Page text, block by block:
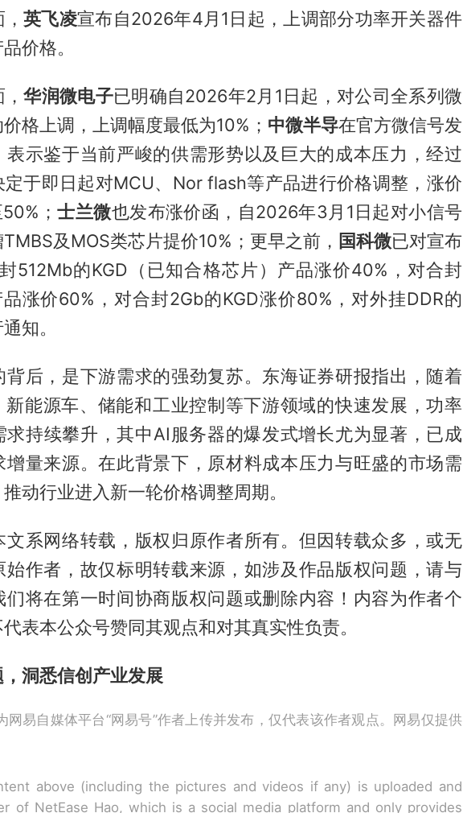
，英飞凌宣布自2026年4月1日起，上调部分功率开关器件
价格。
，华润微电子已明确自2026年2月1日起，对公司全系列微
格上调，上调幅度最低为10%； 中微半导在官方微信号发
表示鉴于当前严峻的供需形势以及巨大的成本压力，经过
于即日起对MCU、Nor flash等产品进行价格调整，涨价
；士兰微也发布涨价函，自2026年3月1日起对小信号
及MOS类芯片提价10%；更早之前， 国科微已对宣布
512Mb的KGD（已知合格芯片）产品涨价40%，对合封
品涨价60%，对合封2Gb的KGD涨价80%，对外挂DDR的
知。
背后，是下游需求的强劲复苏。东海证券研报指出，随着
新能源车、储能和工业控制等下游领域的快速发展，功率
求持续攀升，其中AI服务器的爆发式增长尤为显著，已成
增量来源。在此背景下，原材料成本压力与旺盛的市场需
动行业进入新一轮价格调整周期。
文系网络转载，版权归原作者所有。但因转载众多，或无
始作者，故仅标明转载来源，如涉及作品版权问题，请与
们将在第一时间协商版权问题或删除内容！内容为作者个
表本公众号赞同其观点和对其真实性负责。
洞悉信创产业发展
网易自媒体平台“网易号”作者上传并发布，仅代表该作者观点。网易仅提供
above (including the pictures and videos if any) is uploaded and
of NetEase Hao, which is a social media platform and only provides